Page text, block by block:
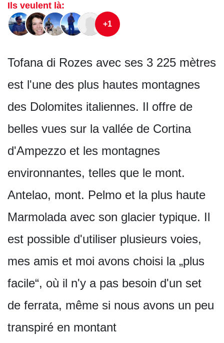
Ils veulent là:
+1
Tofana di Rozes avec ses 3 225 mètres
est l'une des plus hautes montagnes
des Dolomites italiennes. Il offre de
belles vues sur la vallée de Cortina
d'Ampezzo et les montagnes
environnantes, telles que le mont.
Antelao, mont. Pelmo et la plus haute
Marmolada avec son glacier typique. Il
est possible d'utiliser plusieurs voies,
mes amis et moi avons choisi la „plus
facile“, où il n'y a pas besoin d'un set
de ferrata, même si nous avons un peu
transpiré en montant